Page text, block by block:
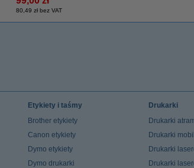
80,49 zł bez VAT
Etykiety i taśmy
Brother etykiety
Canon etykiety
Dymo etykiety
Dymo drukarki
Drukarki
Drukarki
Drukarki
Drukarki
Drukarki